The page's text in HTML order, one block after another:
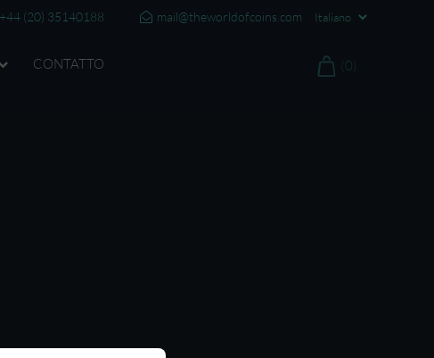
mail@theworldofcoins.com
+44 (20) 35140188
CONTATTO (0)